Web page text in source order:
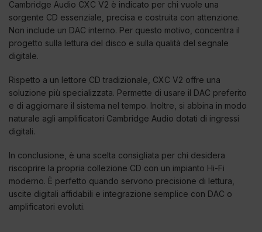
Cambridge Audio CXC V2 è indicato per chi vuole una
sorgente CD essenziale, precisa e costruita con attenzione.
Non include un DAC interno. Per questo motivo, concentra il
progetto sulla lettura del disco e sulla qualità del segnale
digitale.
Rispetto a un lettore CD tradizionale, CXC V2 offre una
soluzione più specializzata. Permette di usare il DAC preferito
e di aggiornare il sistema nel tempo. Inoltre, si abbina in modo
naturale agli amplificatori Cambridge Audio dotati di ingressi
digitali.
In conclusione, è una scelta consigliata per chi desidera
riscoprire la propria collezione CD con un impianto Hi-Fi
moderno. È perfetto quando servono precisione di lettura,
uscite digitali affidabili e integrazione semplice con DAC o
amplificatori evoluti.